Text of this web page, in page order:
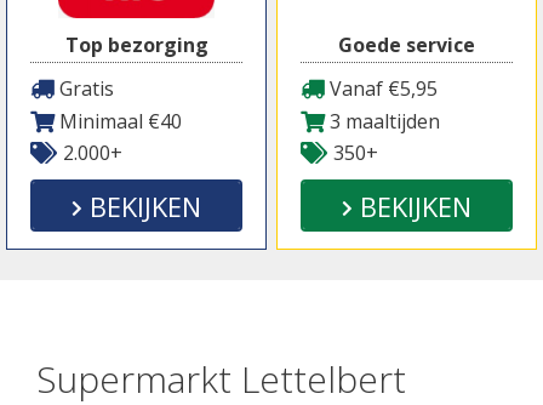
Top bezorging
Gratis
Minimaal €40
2.000+
BEKIJKEN
Goede service
Vanaf €5,95
3 maaltijden
350+
BEKIJKEN
Supermarkt Lettelbert